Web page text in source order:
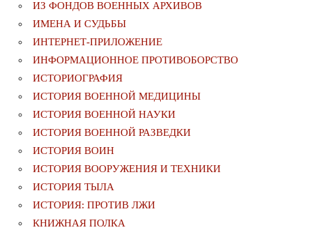
ИЗ ФОНДОВ ВОЕННЫХ АРХИВОВ
ИМЕНА И СУДЬБЫ
ИНТЕРНЕТ-ПРИЛОЖЕНИЕ
ИНФОРМАЦИОННОЕ ПРОТИВОБОРСТВО
ИСТОРИОГРАФИЯ
ИСТОРИЯ ВОЕННОЙ МЕДИЦИНЫ
ИСТОРИЯ ВОЕННОЙ НАУКИ
ИСТОРИЯ ВОЕННОЙ РАЗВЕДКИ
ИСТОРИЯ ВОИН
ИСТОРИЯ ВООРУЖЕНИЯ И ТЕХНИКИ
ИСТОРИЯ ТЫЛА
ИСТОРИЯ: ПРОТИВ ЛЖИ
КНИЖНАЯ ПОЛКА